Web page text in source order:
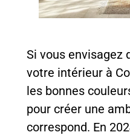
Si vous envisagez
votre intérieur à
les bonnes
pour créer une
correspond. En